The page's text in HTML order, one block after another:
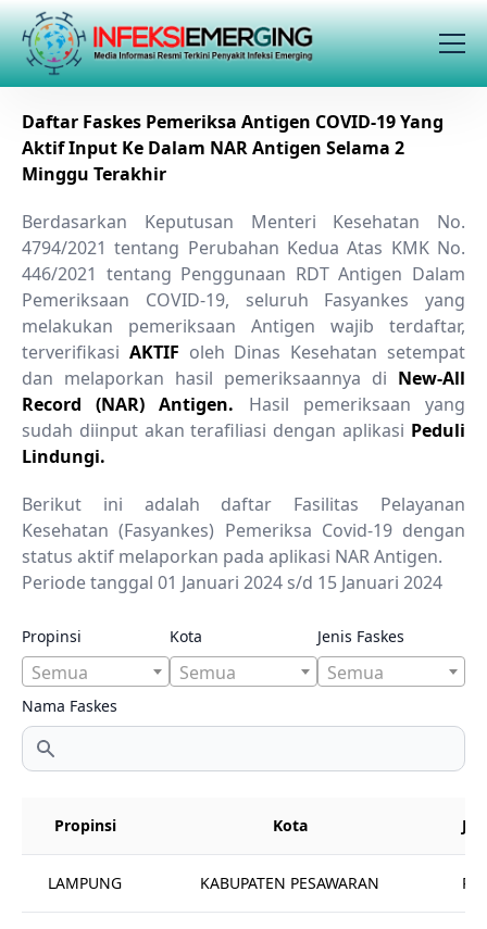
Daftar Faskes Pemeriksa Antigen COVID-19 Yang
Aktif Input Ke Dalam NAR Antigen Selama 2
Minggu Terakhir
Berdasarkan Keputusan Menteri Kesehatan No.
4794/2021 tentang Perubahan Kedua Atas KMK No.
446/2021 tentang Penggunaan RDT Antigen Dalam
Pemeriksaan COVID-19, seluruh Fasyankes yang
melakukan pemeriksaan Antigen wajib terdaftar,
terverifikasi AKTIF oleh Dinas Kesehatan setempat
dan melaporkan hasil pemeriksaannya di New-All
Record (NAR) Antigen. Hasil pemeriksaan yang
sudah diinput akan terafiliasi dengan aplikasi Peduli
Lindungi.
Berikut ini adalah daftar Fasilitas Pelayanan
Kesehatan (Fasyankes) Pemeriksa Covid-19 dengan
status aktif melaporkan pada aplikasi NAR Antigen.
Periode tanggal 01 Januari 2024 s/d 15 Januari 2024
Propinsi
Semua
Kota
Semua
Jenis Faskes
Semua
Nama Faskes
Propinsi Kota
LAMPUNG KABUPATEN PESAWARAN